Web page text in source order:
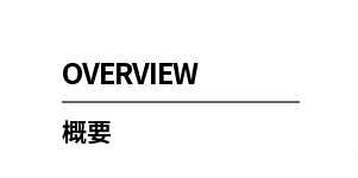
OVERVIEW
概要